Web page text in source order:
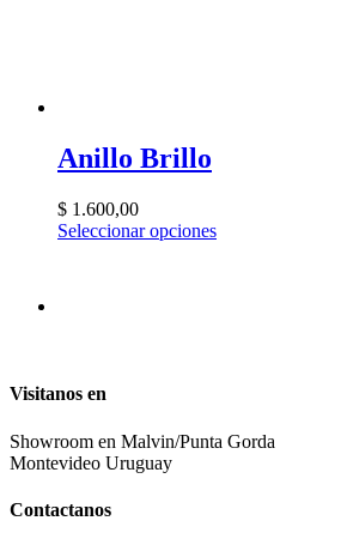
Anillo Brillo
$ 1.600,00
Seleccionar opciones
Visitanos en
Showroom en Malvin/Punta Gorda
Montevideo Uruguay
Contactanos